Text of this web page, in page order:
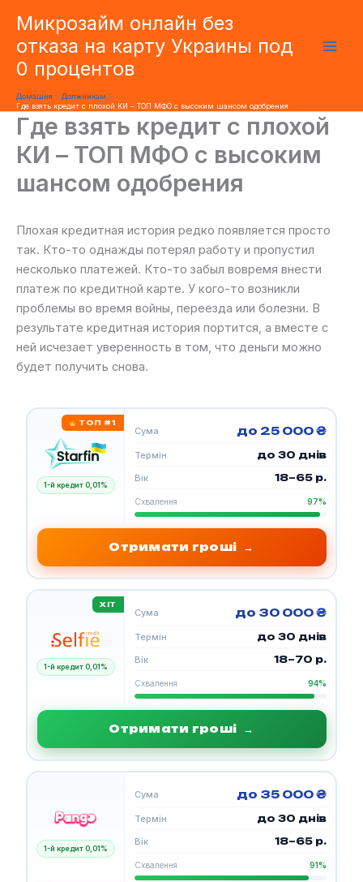
вмісту
Микрозайм онлайн без
отказа на карту Украины под
0 процентов
Домашня
Должникам
Где взять кредит с плохой КИ – ТОП МФО с высоким шансом одобрения
Где взять кредит с плохой
КИ – ТОП МФО с высоким
шансом одобрения
Плохая кредитная история редко появляется просто
так. Кто-то однажды потерял работу и пропустил
несколько платежей. Кто-то забыл вовремя внести
платеж по кредитной карте. У кого-то возникли
проблемы во время войны, переезда или болезни. В
результате кредитная история портится, а вместе с
ней исчезает уверенность в том, что деньги можно
будет получить снова.
ТОП #1
1-й кредит 0,01%
Сума до 25 000 ₴
Термін до 30 днів
Вік 18–65 р.
Схвалення 97%
Отримати гроші →
ХІТ
1-й кредит 0,01%
Сума до 30 000 ₴
Термін до 30 днів
Вік 18–70 р.
Схвалення 94%
Отримати гроші →
1-й кредит 0,01%
Сума до 35 000 ₴
Термін до 30 днів
Вік 18–65 р.
Схвалення 91%